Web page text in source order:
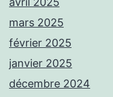
mars 2025
février 2025
janvier 2025
décembre 2024